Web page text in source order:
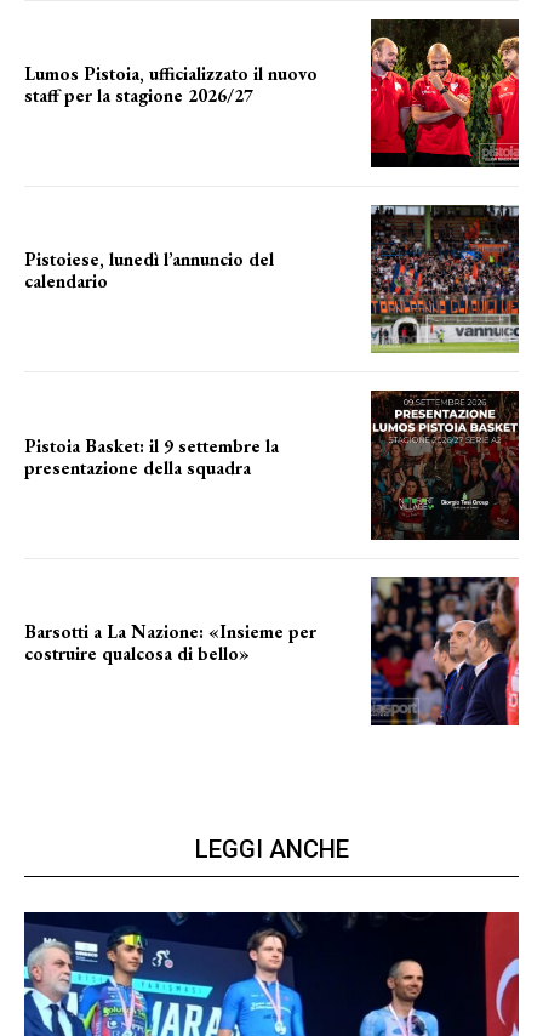
Lumos Pistoia, ufficializzato il nuovo
staff per la stagione 2026/27
Pistoiese, lunedì l’annuncio del
calendario
Pistoia Basket: il 9 settembre la
presentazione della squadra
Barsotti a La Nazione: «Insieme per
costruire qualcosa di bello»
LEGGI ANCHE